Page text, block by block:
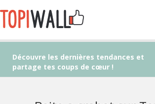
Découvre les dernières tendances et
partage tes coups de cœur !